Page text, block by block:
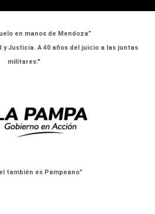
en manos de Mendoza”
y Justicia. A 40 años del juicio a las juntas
militares."
también es Pampeano”